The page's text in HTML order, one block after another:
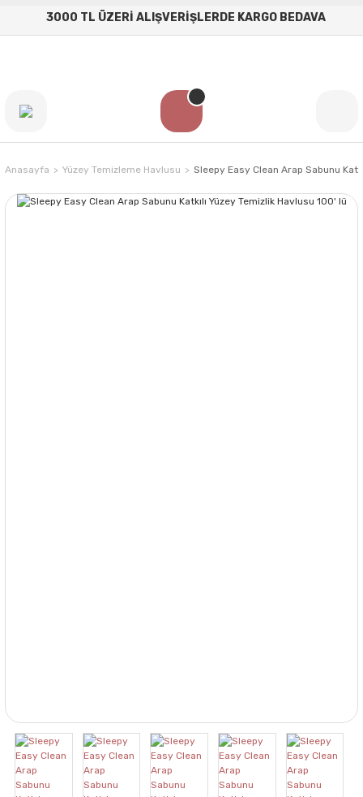
3000 TL ÜZERİ ALIŞVERİŞLERDE KARGO BEDAVA
Anasayfa Yüzey Temizleme Havlusu Sleepy Easy Clean Arap Sabunu